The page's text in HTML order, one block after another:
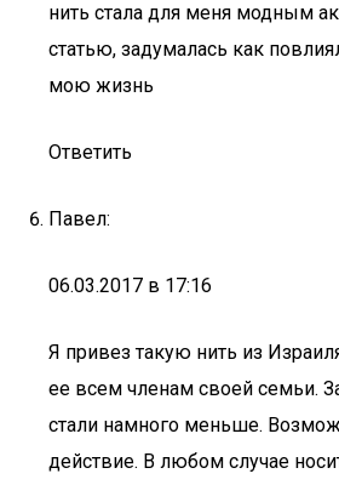
нить стала для меня модным
статью, задумалась как
мою жизнь
Ответить
Павел:
06.03.2017 в 17:16
Я привез такую нить из
ее всем членам своей семьи.
стали намного меньше.
действие. В любом случае